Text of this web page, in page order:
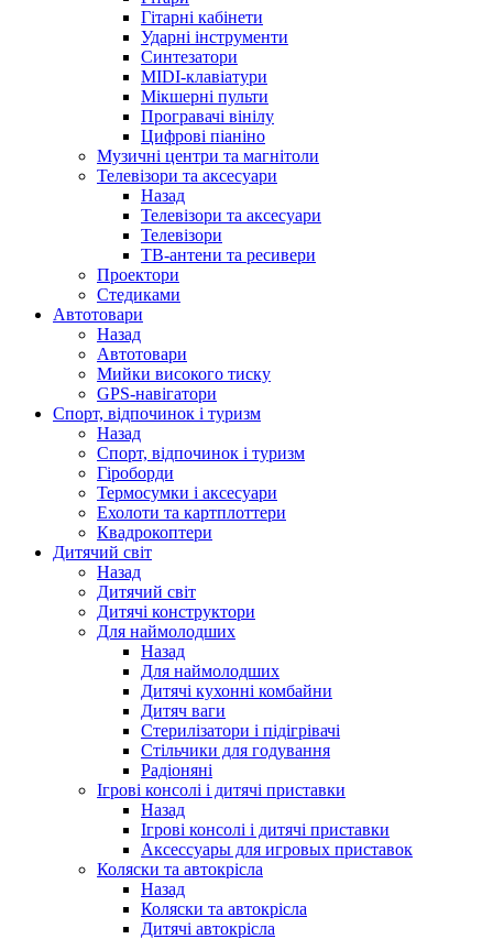
Гітарні кабінети
Ударні інструменти
Синтезатори
MIDI-клавіатури
Мікшерні пульти
Програвачі вінілу
Цифрові піаніно
Музичні центри та магнітоли
Телевізори та аксесуари
Назад
Телевізори та аксесуари
Телевізори
ТВ-антени та ресивери
Проектори
Стедиками
Автотовари
Назад
Автотовари
Мийки високого тиску
GPS-навігатори
Спорт, відпочинок і туризм
Назад
Спорт, відпочинок і туризм
Гіроборди
Термосумки і аксесуари
Ехолоти та картплоттери
Квадрокоптери
Дитячий світ
Назад
Дитячий світ
Дитячі конструктори
Для наймолодших
Назад
Для наймолодших
Дитячі кухонні комбайни
Дитяч ваги
Стерилізатори і підігрівачі
Стільчики для годування
Радіоняні
Ігрові консолі і дитячі приставки
Назад
Ігрові консолі і дитячі приставки
Аксессуары для игровых приставок
Коляски та автокрісла
Назад
Коляски та автокрісла
Дитячі автокрісла